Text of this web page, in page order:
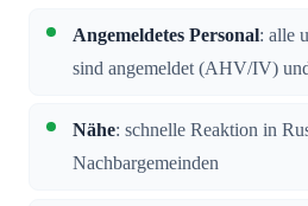
Angemeldetes Personal: alle
sind angemeldet (AHV/IV)
Nähe: schnelle Reaktion in
Nachbargemeinden